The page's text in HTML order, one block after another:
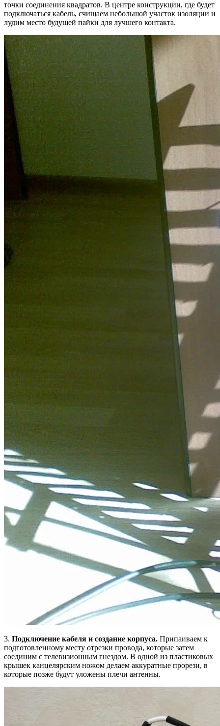
точки соединения квадратов. В центре конструкции, где будет
подключаться кабель, счищаем небольшой участок изоляции и
лудим место будущей пайки для лучшего контакта.
3. Подключение кабеля и создание корпуса. Припаиваем к
подготовленному месту отрезки провода, которые затем
соединим с телевизионным гнездом. В одной из пластиковых
крышек канцелярским ножом делаем аккуратные прорези, в
которые позже будут уложены плечи антенны.